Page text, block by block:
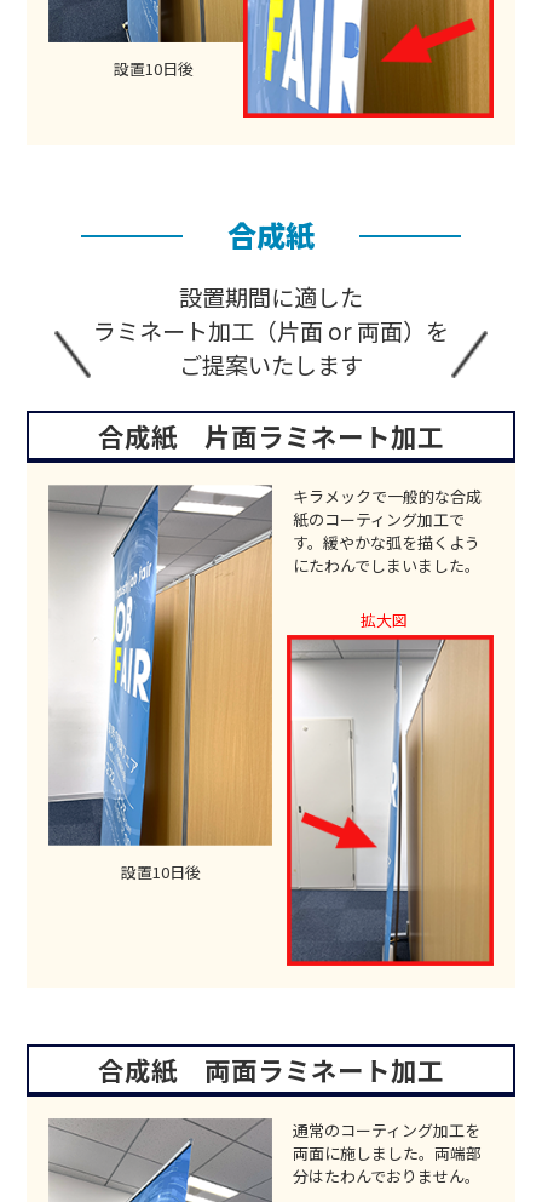
設置10日後
合成紙
設置期間に適した
ラミネート加工（片面 or 両面）を
ご提案いたします
合成紙 片面ラミネート加工
設置10日後
キラメックで一般的な合成
紙のコーティング加工で
す。緩やかな弧を描くよう
にたわんでしまいました。
合成紙 両面ラミネート加工
通常のコーティング加工を
両面に施しました。両端部
分はたわんでおりません。